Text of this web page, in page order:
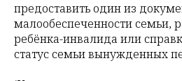
предоставить один из
малообеспеченности семьи,
ребёнка-инвалида или
статус семьи вынужденных